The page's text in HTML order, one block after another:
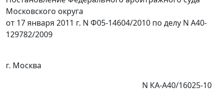
Московского округа
от 17 января 2011 г. N Ф05-14604/2010 по делу N А40-
129782/2009
г. Москва
N КА-А40/16025-10